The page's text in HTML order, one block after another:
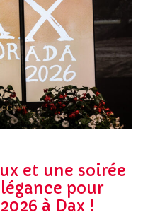
et une soirée
pour
à Dax !